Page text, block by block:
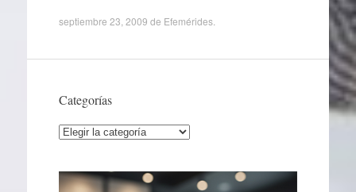
septiembre 23, 2009 de Efemérides.
Categorías
Categorías